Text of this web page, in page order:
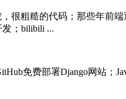
很粗糙的代码；那些年前
；bilibili ...
免费部署Django网站；